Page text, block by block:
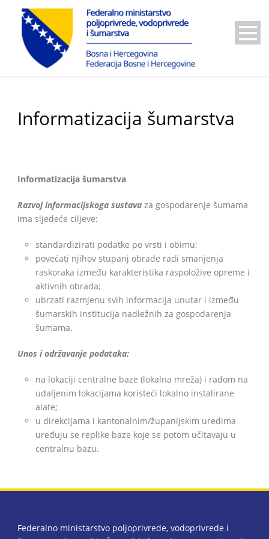
BiH
Informatizacija šumarstva
Informatizacija šumarstva
Razvoj informacijskoga sustava za gospodarenje šumama
ima sljedeće ciljeve:
standardizirati podatke po vrsti i obimu;
povećati njihov stupanj obrade radi smanjenja
raskoraka između karakteristika raspoložive opreme i
aktivnih obrada;
ubrzati razmjenu svih informacija unutar i između
šumarskih institucija nadležnih za gospodarenja
šumama.
Unos i održavanje podataka:
na lokaciji centralne baze (lokalna mreža) i radom na
udaljenim lokacijama koristeći lokalno instalirane
alate;
u direkcijama i kantonalnim/županijskim uredima
uređuju se replike baze koje se potom učitavaju u
centralnu bazu.
Federalno ministarstvo poljoprivrede, vodoprivrede i